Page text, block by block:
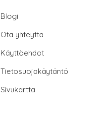
Blogi
Ota yhteyttä
Käyttöehdot
Tietosuojakäytäntö
Sivukartta